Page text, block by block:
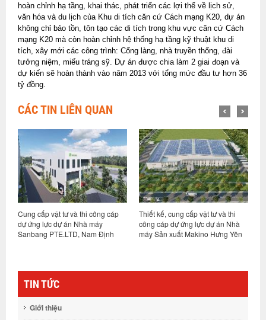
hoàn chỉnh hạ tầng, khai thác, phát triển các lợi thế về lịch sử,
văn hóa và du lịch của Khu di tích căn cứ Cách mạng K20, dự án
không chỉ bảo tồn, tôn tạo các di tích trong khu vực căn cứ Cách
mạng K20 mà còn hoàn chỉnh hệ thống hạ tầng kỹ thuật khu di
tích, xây mới các công trình: Cổng làng, nhà truyền thống, đài
tưởng niệm, miếu tráng sỹ. Dự án được chia làm 2 giai đoạn và
dự kiến sẽ hoàn thành vào năm 2013 với tổng mức đầu tư hơn 36
tỷ đồng.
CÁC TIN LIÊN QUAN
thi công cáp
máy
Nam Định
Thiết kế, cung cấp vật tư và thi
công cáp dự ứng lực dự án Nhà
máy Sản xuất Makino Hưng Yên
Thiết kế, cung cấp vật tư
công hạng mục “Cáp dự
cho Dự án “Nhà máy
TIN TỨC
Giới thiệu